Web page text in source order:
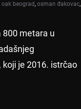
oak beograd, osman đakovac,
800 metara u
je 2016. istrčao